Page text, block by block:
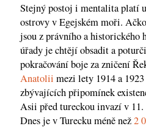
Stejný postoj i mentalita platí
ostrovy v Egejském moři.
jsou z právního a historického
úřady je chtějí obsadit a
pokračování boje za zničení
Anatolii mezi lety 1914 a
zbývajících připomínek
Asii před tureckou invazí v
Dnes je v Turecku méně než2